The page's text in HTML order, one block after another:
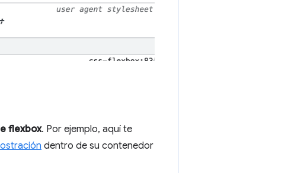
flexbox. Por ejemplo, aquí te
dentro de su contenedor